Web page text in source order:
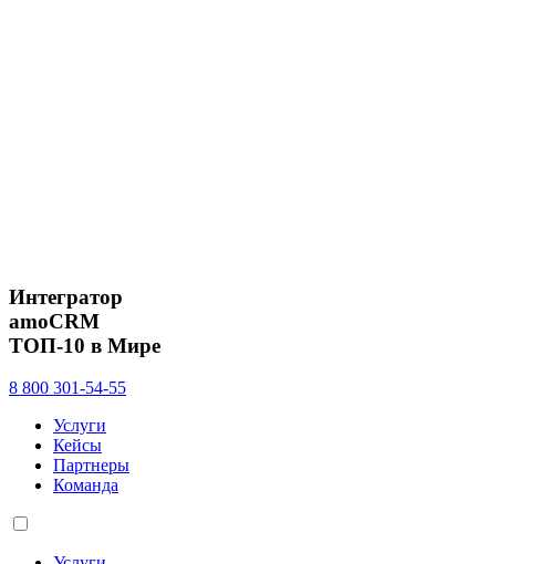
Интегратор
amoCRM
ТОП-10 в Мире
8 800 301-54-55
Услуги
Кейсы
Партнеры
Команда